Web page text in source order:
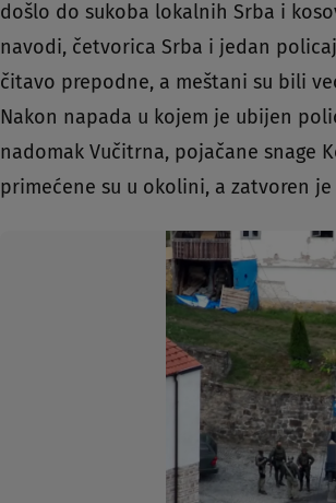
došlo do sukoba lokalnih Srba i
navodi, četvorica Srba i jedan
čitavo prepodne, a meštani su bili
Nakon napada u kojem je ubijen
nadomak Vučitrna, pojačane snage
primećene su u okolini, a zatvoren